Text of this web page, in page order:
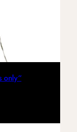
only“